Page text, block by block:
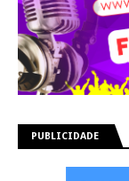
PUBLICIDADE